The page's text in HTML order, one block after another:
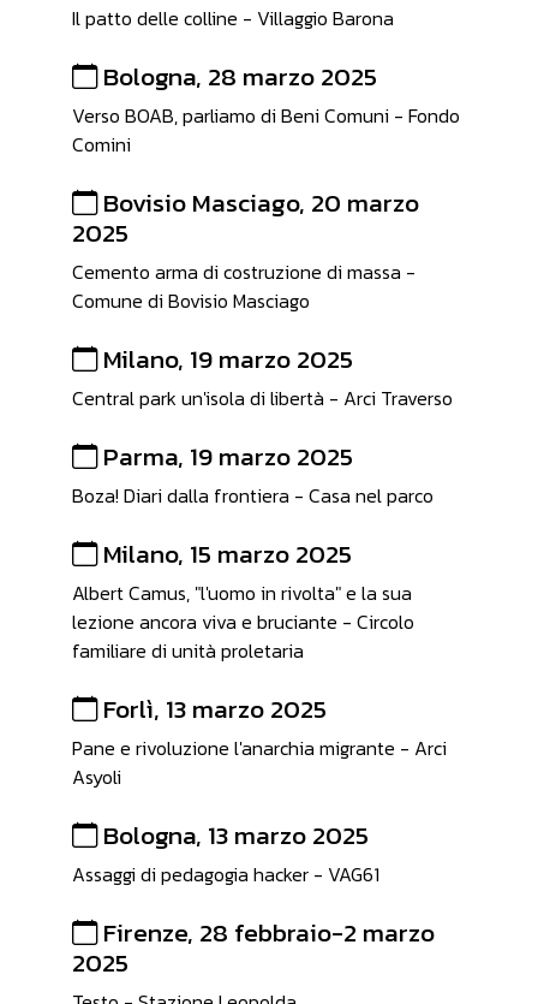
Il patto delle colline - Villaggio Barona
Bologna, 28 marzo 2025
Verso BOAB, parliamo di Beni Comuni - Fondo
Comini
Bovisio Masciago, 20 marzo
2025
Cemento arma di costruzione di massa -
Comune di Bovisio Masciago
Milano, 19 marzo 2025
Central park un'isola di libertà - Arci Traverso
Parma, 19 marzo 2025
Boza! Diari dalla frontiera - Casa nel parco
Milano, 15 marzo 2025
Albert Camus, "l'uomo in rivolta" e la sua
lezione ancora viva e bruciante - Circolo
familiare di unità proletaria
Forlì, 13 marzo 2025
Pane e rivoluzione l'anarchia migrante - Arci
Asyoli
Bologna, 13 marzo 2025
Assaggi di pedagogia hacker - VAG61
Firenze, 28 febbraio-2 marzo
2025